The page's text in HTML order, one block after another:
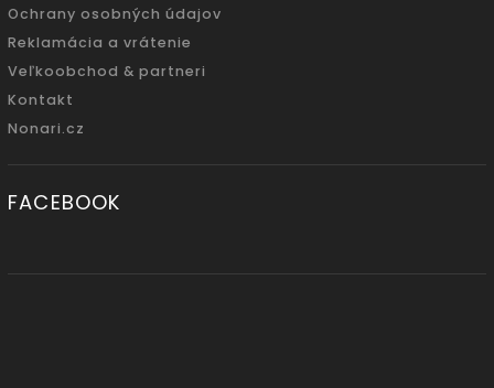
Ochrany osobných údajov
Reklamácia a vrátenie
Veľkoobchod & partneri
Kontakt
Nonari.cz
FACEBOOK